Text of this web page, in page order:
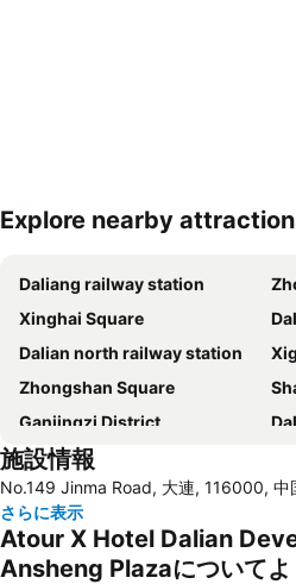
Explore nearby
Daliang railway station
Xinghai Square
Dalian north railway station
Zhongshan Square
Ganjingzi District
Russian Street
施設情報
No.149 Jinma Road, 大連, 116000, 中
さらに表示
Atour X Hotel Dalian
Ansheng Plazaについてよ